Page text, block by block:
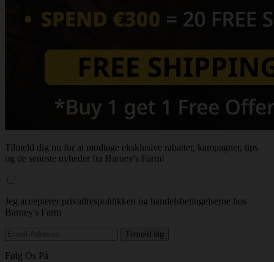
Tilmeld dig nu for at modtage eksklusive rabatter, kampagner, tips
og de seneste nyheder fra Barney's Farm!
Jeg accepterer privatlivspolitikken og handelsbetingelserne hos
Barney's Farm
Følg Os På